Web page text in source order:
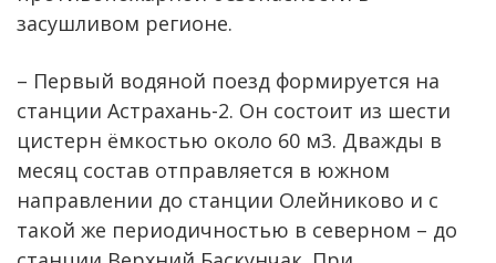
засушливом регионе.
– Первый водяной поезд формируется на
станции Астрахань-2. Он состоит из шести
цистерн ёмкостью около 60 м3. Дважды в
месяц состав отправляется в южном
направлении до станции Олейниково и с
такой же периодичностью в северном – до